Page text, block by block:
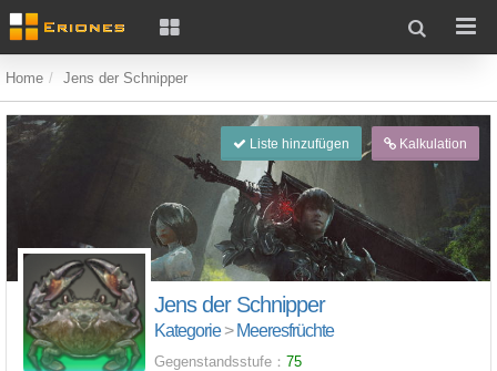
Home Jens der Schnipper
Liste hinzufügen Kalkulation
Jens der Schnipper
Kategorie> Meeresfrüchte
Gegenstandsstufe： 75